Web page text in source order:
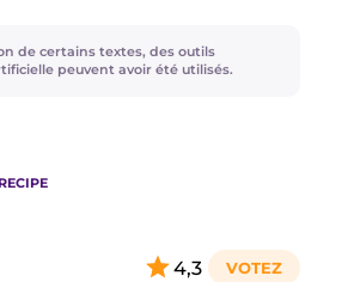
de certains textes, des outils
peuvent avoir été utilisés.
4,3